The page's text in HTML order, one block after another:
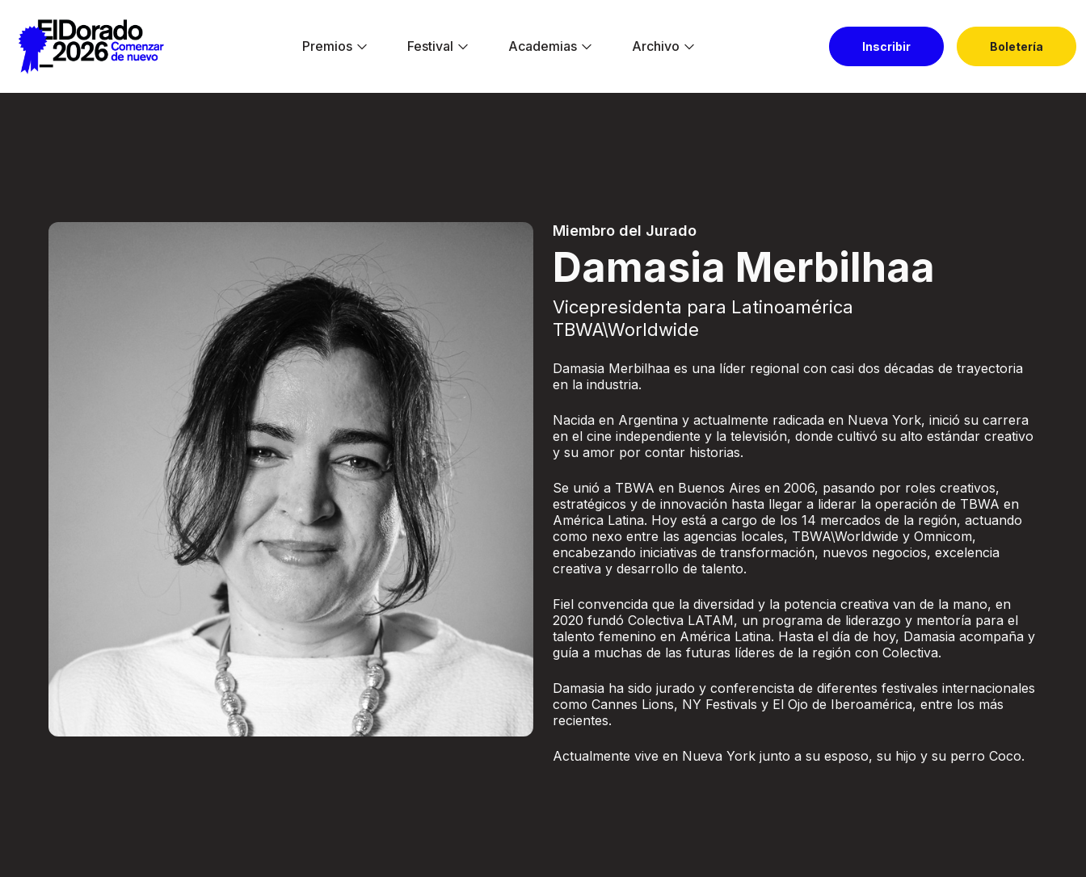
Premios
Festival Academias Archivo Inscribir Boletería
Miembro del Jurado
Damasia Merbilhaa
Vicepresidenta para Latinoamérica
TBWA\Worldwide
Damasia Merbilhaa es una líder regional con casi dos décadas de trayectoria
en la industria.
Nacida en Argentina y actualmente radicada en Nueva York, inició su carrera
en el cine independiente y la televisión, donde cultivó su alto estándar creativo
y su amor por contar historias.
Se unió a TBWA en Buenos Aires en 2006, pasando por roles creativos,
estratégicos y de innovación hasta llegar a liderar la operación de TBWA en
América Latina. Hoy está a cargo de los 14 mercados de la región, actuando
como nexo entre las agencias locales, TBWA\Worldwide y Omnicom,
encabezando iniciativas de transformación, nuevos negocios, excelencia
creativa y desarrollo de talento.
Fiel convencida que la diversidad y la potencia creativa van de la mano, en
2020 fundó Colectiva LATAM, un programa de liderazgo y mentoría para el
talento femenino en América Latina. Hasta el día de hoy, Damasia acompaña y
guía a muchas de las futuras líderes de la región con Colectiva.
Damasia ha sido jurado y conferencista de diferentes festivales internacionales
como Cannes Lions, NY Festivals y El Ojo de Iberoamérica, entre los más
recientes.
Actualmente vive en Nueva York junto a su esposo, su hijo y su perro Coco.